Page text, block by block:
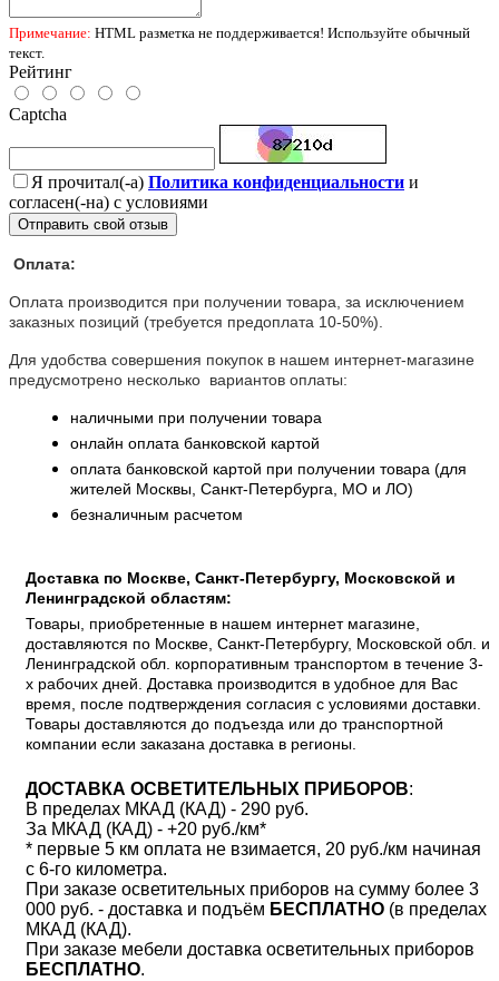
Примечание: HTML разметка не поддерживается! Используйте обычный
текст.
Рейтинг
Captcha
Я прочитал(-а) Политика конфиденциальности и
согласен(-на) с условиями
Отправить свой отзыв
Оплата:
Оплата производится при получении товара, за исключением
заказных позиций (требуется предоплата 10-50%).
Для удобства совершения покупок в нашем интернет-магазине
предусмотрено несколько вариантов оплаты:
наличными при получении товара
онлайн оплата банковской картой
оплата банковской картой при получении товара (для
жителей Москвы, Санкт-Петербурга, МО и ЛО)
безналичным расчетом
Доставка по Москве, Санкт-Петербургу, Московской и
Ленинградской областям:
Товары, приобретенные в нашем интернет магазине,
доставляются по Москве, Санкт-Петербургу, Московской обл. и
Ленинградской обл. корпоративным транспортом в течение 3-
х рабочих дней. Доставка производится в удобное для Вас
время, после подтверждения согласия с условиями доставки.
Товары доставляются до подъезда или до транспортной
компании если заказана доставка в регионы.
ДОСТАВКА ОСВЕТИТЕЛЬНЫХ ПРИБОРОВ:
В пределах МКАД (КАД) - 290 руб.
За МКАД (КАД) - +20 руб./км*
* первые 5 км оплата не взимается, 20 руб./км начиная
с 6-го километра.
При заказе осветительных приборов на сумму более 3
000 руб. - доставка и подъём БЕСПЛАТНО (в пределах
МКАД (КАД).
При заказе мебели доставка осветительных приборов
БЕСПЛАТНО.